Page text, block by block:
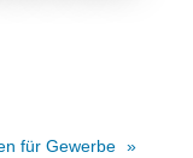
für Gewerbe